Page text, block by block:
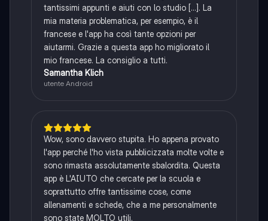
tantissimi appunti e aiuti con lo studio [...]. La
mia materia problematica, per esempio, è il
francese e l'app ha così tante opzioni per
aiutarmi. Grazie a questa app ho migliorato il
mio francese. La consiglio a tutti.
Samantha Klich
utente Android
Wow, sono davvero stupita. Ho appena provato
l'app perché l'ho vista pubblicizzata molte volte e
sono rimasta assolutamente sbalordita. Questa
app è L'AIUTO che cercate per la scuola e
soprattutto offre tantissime cose, come
allenamenti e schede, che a me personalmente
sono state MOLTO utili.